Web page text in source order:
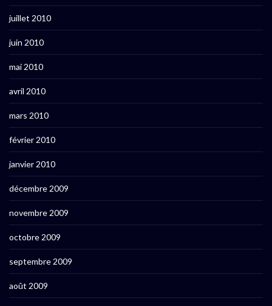
juillet 2010
juin 2010
mai 2010
avril 2010
mars 2010
février 2010
janvier 2010
décembre 2009
novembre 2009
octobre 2009
septembre 2009
août 2009